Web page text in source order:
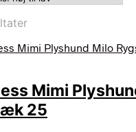
Sorteret
pris:
lav
Mimi
25